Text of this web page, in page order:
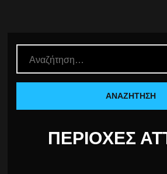
ΠΕΡΙΟΧΈΣ